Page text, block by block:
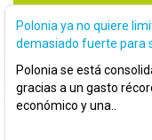
Polonia ya no quiere
demasiado fuerte para
Polonia se está
gracias a un gasto
económico y una..